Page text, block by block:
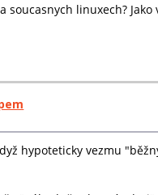
linuxech?
hypoteticky vezmu